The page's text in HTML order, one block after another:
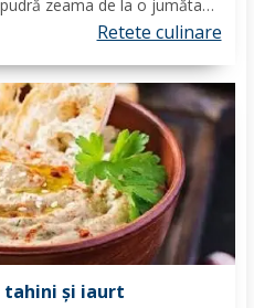
zeama de la o jumătate
de smântână pentru frișcă 4
apă rece...
Retete culinare
tahini și iaurt